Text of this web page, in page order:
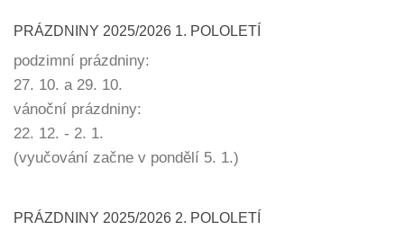
PRÁZDNINY 2025/2026 1. POLOLETÍ
podzimní prázdniny:
27. 10. a 29. 10.
vánoční prázdniny:
22. 12. - 2. 1.
(vyučování začne v pondělí 5. 1.)
PRÁZDNINY 2025/2026 2. POLOLETÍ